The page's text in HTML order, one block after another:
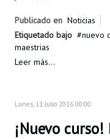
Publicado en Noticias
Etiquetado bajo
nuevo
maestrias
Leer más...
Lunes, 11 Julio 2016 00:00
¡Nuevo